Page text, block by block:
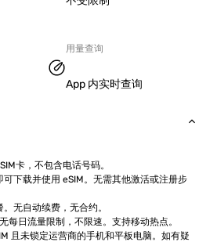
用量查询
App 内实时查询
卡，不包含电话号码。
可下载并使用 eSIM。无需其他激活或注册步
无自动续费，无合约。
每日流量限制，不限速。支持移动热点。
且未锁定运营商的手机和平板电脑。如有疑